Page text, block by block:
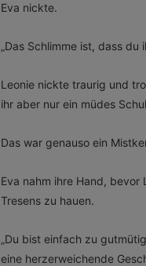
Eva nickte.
„Das Schlimme ist, dass du
Leonie nickte traurig und
ihr aber nur ein müdes
Das war genauso ein
Eva nahm ihre Hand,
Tresens zu hauen.
„Du bist einfach zu
eine herzerweichende